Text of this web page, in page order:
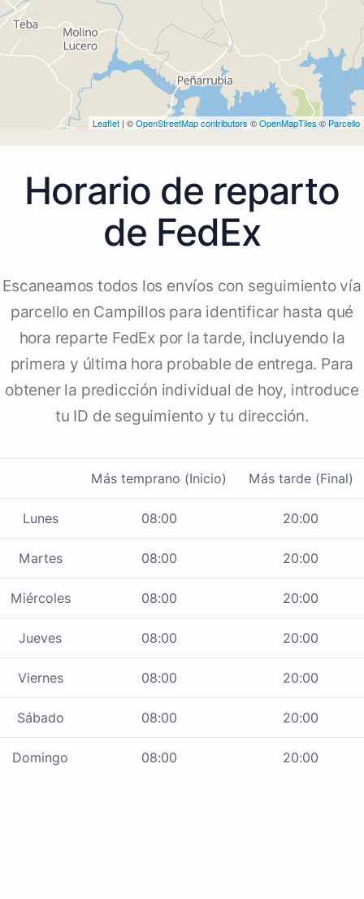
Leaflet | ©OpenStreetMap contributors©OpenMapTiles © Parcello
Horario de reparto
de FedEx
Escaneamos todos los envíos con seguimiento vía
parcello en Campillos para identificar hasta qué
hora reparte FedEx por la tarde, incluyendo la
primera y última hora probable de entrega. Para
obtener la predicción individual de hoy, introduce
tu ID de seguimiento y tu dirección.
Más temprano (Inicio) Más tarde (Final)
Lunes 08:00 20:00
Martes 08:00 20:00
Miércoles 08:00 20:00
Jueves 08:00 20:00
Viernes 08:00 20:00
Sábado 08:00 20:00
Domingo 08:00 20:00